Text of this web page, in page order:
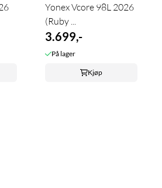
Yonex Vcore 98L 2026
(Ruby ...
3.699,-
På lager
Kjøp